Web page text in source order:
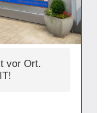
vor Ort.